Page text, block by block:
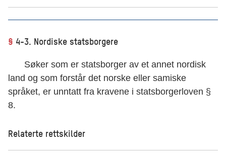
§ 4-3. Nordiske statsborgere
Søker som er statsborger av et annet nordisk
land og som forstår det norske eller samiske
språket, er unntatt fra kravene i statsborgerloven §
8.
Relaterte rettskilder